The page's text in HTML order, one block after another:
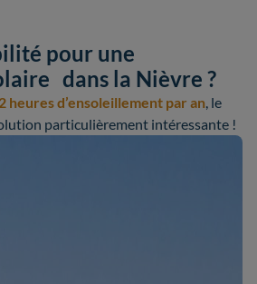
pour une
dans la Nièvre ?
heures d’ensoleillement par an, le
particulièrement intéressante !